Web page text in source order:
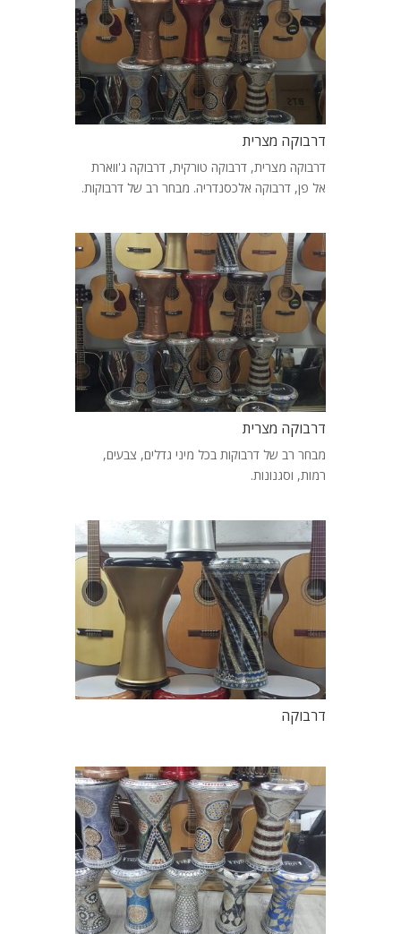
דרבוקה מצרית
דרבוקה מצרית, דרבוקה טורקית, דרבוקה ג'ווארת
אל פן, דרבוקה אלכסנדריה. מבחר רב של דרבוקות.
דרבוקה מצרית
מבחר רב של דרבוקות בכל מיני גדלים, צבעים,
רמות, וסגנונות.
דרבוקה